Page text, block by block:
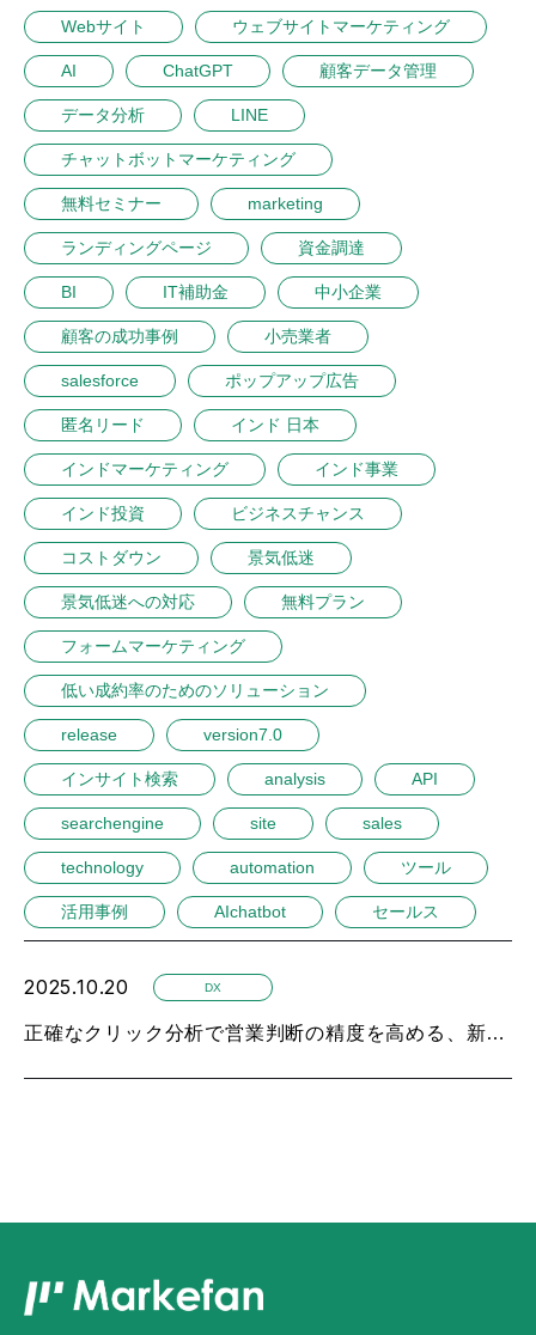
Webサイト ウェブサイトマーケティング
AI ChatGPT 顧客データ管理
データ分析 LINE
チャットボットマーケティング
無料セミナー marketing
ランディングページ 資金調達
BI IT補助金 中小企業
顧客の成功事例 小売業者
salesforce ポップアップ広告
匿名リード インド 日本
インドマーケティング インド事業
インド投資 ビジネスチャンス
コストダウン 景気低迷
景気低迷への対応 無料プラン
フォームマーケティング
低い成約率のためのソリューション
release version7.0
インサイト検索 analysis API
searchengine site sales
technology automation ツール
活用事例 AIchatbot セールス
2025.10.20 DX
正確なクリック分析で営業判断の精度を高める、新たなアルゴリズム追加